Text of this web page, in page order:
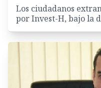
Los ciudadanos
por Invest-H, bajo la